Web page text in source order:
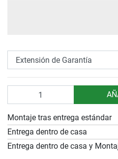
Montaje tras entrega estándar
Entrega dentro de casa
Entrega dentro de casa y